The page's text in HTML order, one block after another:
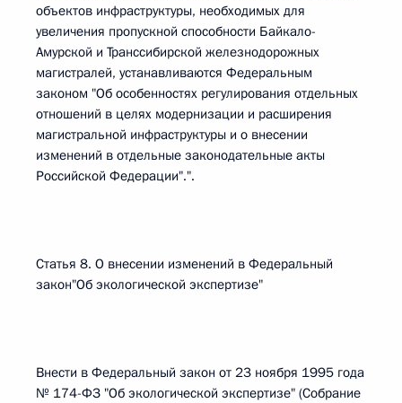
объектов инфраструктуры, необходимых для
увеличения пропускной способности Байкало-
Амурской и Транссибирской железнодорожных
магистралей, устанавливаются Федеральным
законом "Об особенностях регулирования отдельных
отношений в целях модернизации и расширения
магистральной инфраструктуры и о внесении
изменений в отдельные законодательные акты
Российской Федерации".".
Статья 8. О внесении изменений в Федеральный
закон"Об экологической экспертизе"
Внести в Федеральный закон от 23 ноября 1995 года
№ 174-ФЗ "Об экологической экспертизе" (Собрание